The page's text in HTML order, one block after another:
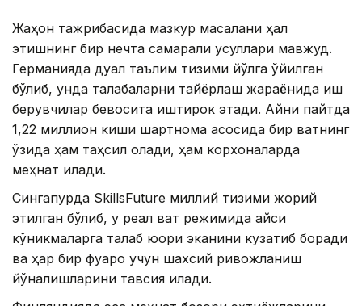
Жаҳон тажрибасида мазкур масалани ҳал
этишнинг бир нечта самарали усуллари мавжуд.
Германияда дуал таълим тизими йўлга қўйилган
бўлиб, унда талабаларни тайёрлаш жараёнида иш
берувчилар бевосита иштирок этади. Айни пайтда
1,22 миллион киши шартнома асосида бир вақтнинг
ўзида ҳам таҳсил олади, ҳам корхоналарда
меҳнат қилади.
Сингапурда SkillsFuture миллий тизими жорий
этилган бўлиб, у реал вақт режимида қайси
кўникмаларга талаб юқори эканини кузатиб боради
ва ҳар бир фуқаро учун шахсий ривожланиш
йўналишларини тавсия қилади.